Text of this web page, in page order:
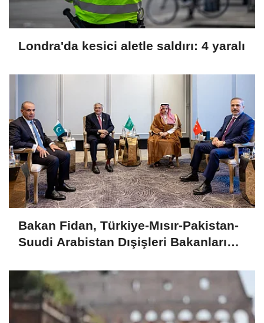
Londra'da kesici aletle saldırı: 4 yaralı
Bakan Fidan, Türkiye-Mısır-Pakistan-
Suudi Arabistan Dışişleri Bakanları